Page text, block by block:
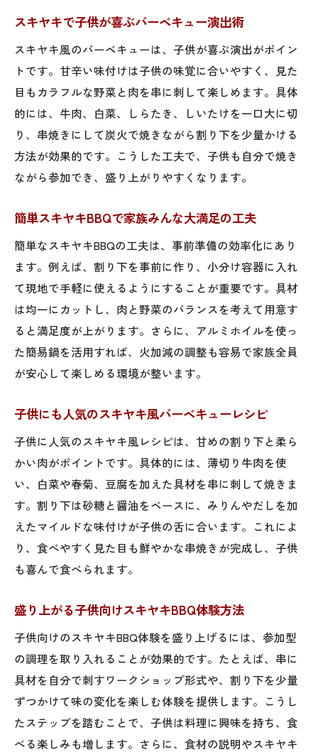
人気バーベキューレシピにスキヤキを加え
る工夫
スキヤキを活用した新定番BBQレシピの紹
介
バーベキューレシピにスキヤキ風味をプラ
ス
スキヤキで人気のBBQメニューをアレンジ
用法
思い出に残るスキヤキBBQで特別な一日を
スキヤキBBQで思い出に残る一日を演出
特別なBBQ体験を叶えるスキヤキの提案
家族や友人と楽しむスキヤキBBQの魅力
スキヤキで特別感あるバーベキュー体験
げ
スキヤキで子供が喜ぶバーベキュー演出術
スキヤキ風のバーベキューは、子供が喜ぶ演出がポイン
トです。甘辛い味付けは子供の味覚に合いやすく、見た
目もカラフルな野菜と肉を串に刺して楽しめます。具体
的には、牛肉、白菜、しらたき、しいたけを一口大に切
り、串焼きにして炭火で焼きながら割り下を少量かける
方法が効果的です。こうした工夫で、子供も自分で焼き
ながら参加でき、盛り上がりやすくなります。
簡単スキヤキBBQで家族みんな大満足の工夫
簡単なスキヤキBBQの工夫は、事前準備の効率化にあり
ます。例えば、割り下を事前に作り、小分け容器に入れ
て現地で手軽に使えるようにすることが重要です。具材
は均一にカットし、肉と野菜のバランスを考えて用意す
ると満足度が上がります。さらに、アルミホイルを使っ
た簡易鍋を活用すれば、火加減の調整も容易で家族全員
が安心して楽しめる環境が整います。
子供にも人気のスキヤキ風バーベキューレシピ
子供に人気のスキヤキ風レシピは、甘めの割り下と柔ら
かい肉がポイントです。具体的には、薄切り牛肉を使
い、白菜や春菊、豆腐を加えた具材を串に刺して焼きま
す。割り下は砂糖と醤油をベースに、みりんやだしを加
えたマイルドな味付けが子供の舌に合います。これによ
り、食べやすく見た目も鮮やかな串焼きが完成し、子供
も喜んで食べられます。
盛り上がる子供向けスキヤキBBQ体験方法
子供向けのスキヤキBBQ体験を盛り上げるには、参加型
の調理を取り入れることが効果的です。たとえば、串に
具材を自分で刺すワークショップ形式や、割り下を少量
ずつかけて味の変化を楽しむ体験を提供します。こうし
たステップを踏むことで、子供は料理に興味を持ち、食
べる楽しみも増します。さらに、食材の説明やスキヤキ